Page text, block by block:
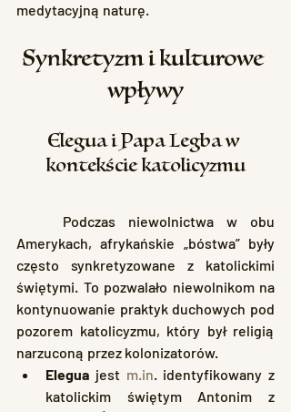
medytacyjną naturę.
Synkretyzm i kulturowe
wpływy
Elegua i Papa Legba w
kontekście katolicyzmu
Amerykach, afrykańskie „bóstwa” były
często synkretyzowane z katolickimi
świętymi. To pozwalało niewolnikom na
kontynuowanie praktyk duchowych pod
pozorem katolicyzmu, który był religią
narzuconą przez kolonizatorów.
Elegua jest m.in. identyfikowany z
katolickim świętym Antonim z